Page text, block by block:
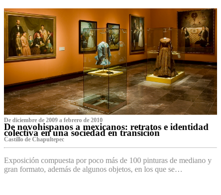
De diciembre de 2009 a febrero de 2010
De novohispanos a mexicanos: retratos e identidad
colectiva en una sociedad en transición
Castillo de Chapultepec
Exposición compuesta por poco más de 100 pinturas de mediano y
gran formato, además de algunos objetos, en los que se…